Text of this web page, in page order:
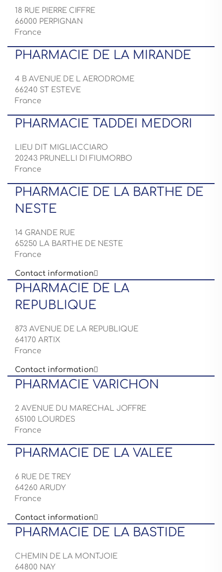
18 RUE PIERRE CIFFRE
66000 PERPIGNAN
France
PHARMACIE DE LA MIRANDE
4 B AVENUE DE L AERODROME
66240 ST ESTEVE
France
PHARMACIE TADDEI MEDORI
LIEU DIT MIGLIACCIARO
20243 PRUNELLI DI FIUMORBO
France
PHARMACIE DE LA BARTHE DE
NESTE
14 GRANDE RUE
65250 LA BARTHE DE NESTE
France
Contact information
PHARMACIE DE LA
REPUBLIQUE
873 AVENUE DE LA REPUBLIQUE
64170 ARTIX
France
Contact information
PHARMACIE VARICHON
2 AVENUE DU MARECHAL JOFFRE
65100 LOURDES
France
PHARMACIE DE LA VALEE
6 RUE DE TREY
64260 ARUDY
France
Contact information
PHARMACIE DE LA BASTIDE
CHEMIN DE LA MONTJOIE
64800 NAY